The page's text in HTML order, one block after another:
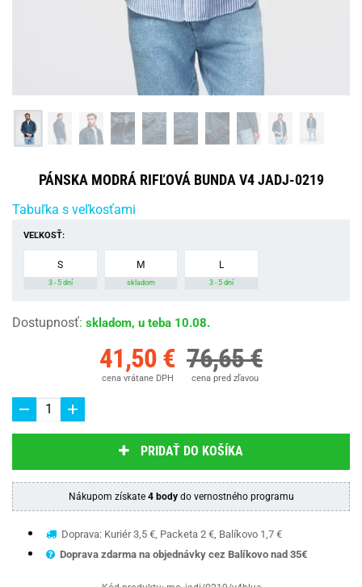
PÁNSKA MODRÁ RIFĽOVÁ BUNDA V4 JADJ-0219
Tabuľka s veľkosťami
VEĽKOSŤ:
S
3 - 5 dní
M
skladom
L
3 - 5 dní
Dostupnosť: skladom, u teba 10.08.
41,50 €
cena vrátane DPH
76,65 €
cena pred zľavou
PRIDAŤ DO KOŠÍKA
Nákupom získate 4 bodydo vernostného programu
Doprava: Kuriér 3,5 €, Packeta 2 €, Balíkovo 1,7 €
Doprava zdarma na objednávky cez Balíkovo nad 35€